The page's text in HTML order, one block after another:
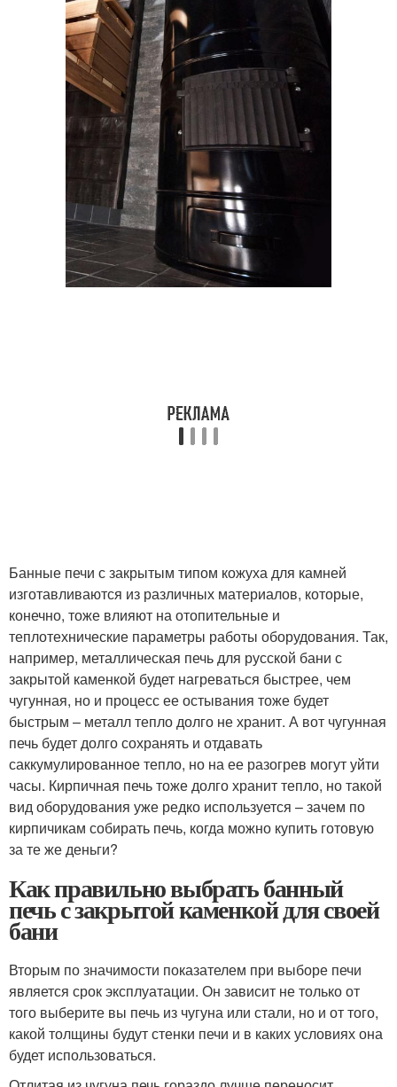
Банные печи с закрытым типом кожуха для камней
изготавливаются из различных материалов, которые,
конечно, тоже влияют на отопительные и
теплотехнические параметры работы оборудования. Так,
например, металлическая печь для русской бани с
закрытой каменкой будет нагреваться быстрее, чем
чугунная, но и процесс ее остывания тоже будет
быстрым – металл тепло долго не хранит. А вот чугунная
печь будет долго сохранять и отдавать
саккумулированное тепло, но на ее разогрев могут уйти
часы. Кирпичная печь тоже долго хранит тепло, но такой
вид оборудования уже редко используется – зачем по
кирпичикам собирать печь, когда можно купить готовую
за те же деньги?
Как правильно выбрать банный
печь с закрытой каменкой для своей
бани
Вторым по значимости показателем при выборе печи
является срок эксплуатации. Он зависит не только от
того выберите вы печь из чугуна или стали, но и от того,
какой толщины будут стенки печи и в каких условиях она
будет использоваться.